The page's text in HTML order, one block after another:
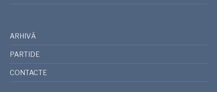
ARHIVĂ
PARTIDE
CONTACTE